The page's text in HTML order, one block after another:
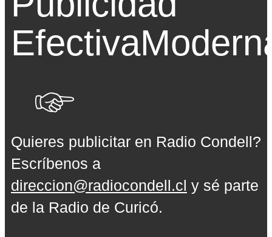
Efectiva
Quieres publicitar en Radio Condell?
Escríbenos a
direccion@radiocondell.cl y sé parte
de la Radio de Curicó.